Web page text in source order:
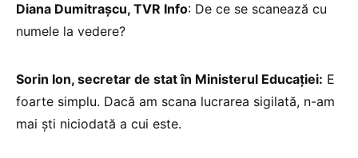
Diana Dumitrașcu, TVR Info: De ce se scanează cu
numele la vedere?
Sorin Ion, secretar de stat în Ministerul Educației: E
foarte simplu. Dacă am scana lucrarea sigilată, n-am
mai ști niciodată a cui este.